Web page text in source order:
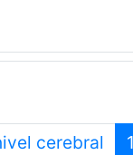
cerebral